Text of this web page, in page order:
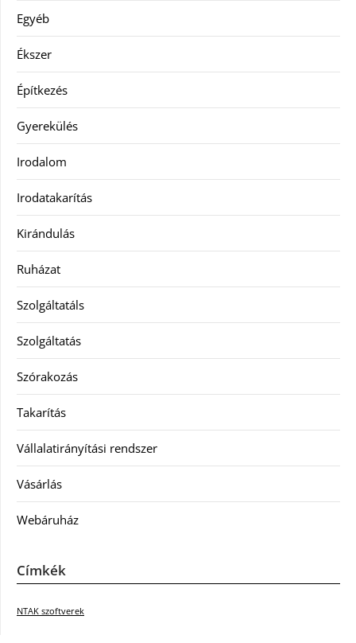
Egyéb
Ékszer
Építkezés
Gyerekülés
Irodalom
Irodatakarítás
Kirándulás
Ruházat
Szolgáltatáls
Szolgáltatás
Szórakozás
Takarítás
Vállalatirányítási rendszer
Vásárlás
Webáruház
Címkék
NTAK szoftverek